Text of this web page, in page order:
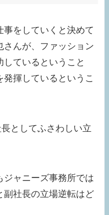
をしていくと決めて
さんが、ファッション
ているということ
揮しているというこ
としてふさわしい立
ジャニーズ事務所では
副社長の立場逆転はど